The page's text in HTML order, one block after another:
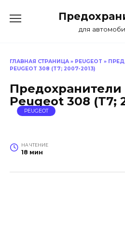
для
ГЛАВНАЯ СТРАНИЦА » PEUGEOT »
PEUGEOT 308 (T7; 2007-2013)
Предохранители
Peugeot 308 (T7;
PEUGEOT
НА ЧТЕНИЕ
18 мин